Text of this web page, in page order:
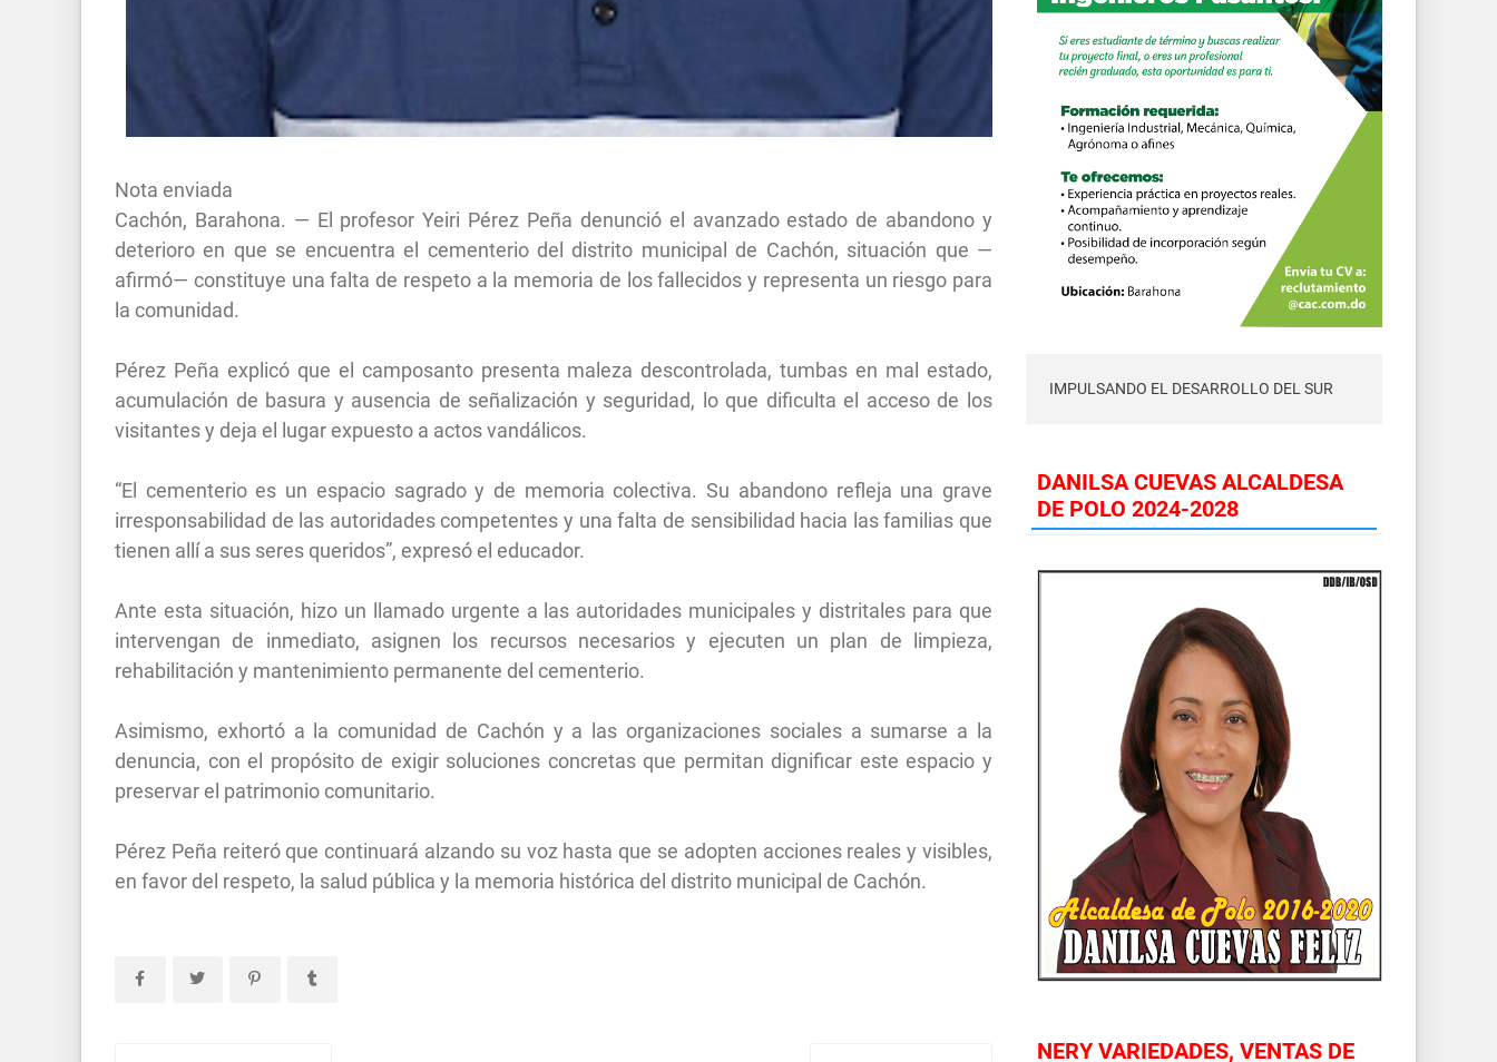
Nota enviada
Cachón, Barahona. — El profesor Yeiri Pérez Peña denunció el avanzado estado de abandono y
deterioro en que se encuentra el cementerio del distrito municipal de Cachón, situación que —
afirmó— constituye una falta de respeto a la memoria de los fallecidos y representa un riesgo para
la comunidad.
Pérez Peña explicó que el camposanto presenta maleza descontrolada, tumbas en mal estado,
acumulación de basura y ausencia de señalización y seguridad, lo que dificulta el acceso de los
visitantes y deja el lugar expuesto a actos vandálicos.
“El cementerio es un espacio sagrado y de memoria colectiva. Su abandono refleja una grave
irresponsabilidad de las autoridades competentes y una falta de sensibilidad hacia las familias que
tienen allí a sus seres queridos”, expresó el educador.
Ante esta situación, hizo un llamado urgente a las autoridades municipales y distritales para que
intervengan de inmediato, asignen los recursos necesarios y ejecuten un plan de limpieza,
rehabilitación y mantenimiento permanente del cementerio.
Asimismo, exhortó a la comunidad de Cachón y a las organizaciones sociales a sumarse a la
denuncia, con el propósito de exigir soluciones concretas que permitan dignificar este espacio y
preservar el patrimonio comunitario.
Pérez Peña reiteró que continuará alzando su voz hasta que se adopten acciones reales y visibles,
en favor del respeto, la salud pública y la memoria histórica del distrito municipal de Cachón.
IMPULSANDO EL DESARROLLO DEL SUR
DANILSA CUEVAS ALCALDESA
DE POLO 2024-2028
NERY VARIEDADES, VENTAS DE